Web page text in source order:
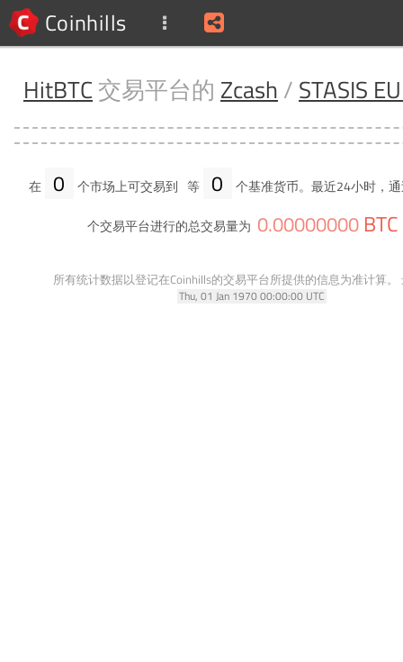
Coinhills
HitBTC 交易平台的 Zcash / STASIS
在 0 个市场上可交易到 等 0 个基准货币。最近24小时，
个交易平台进行的总交易量为 0.00000000 BTC
所有统计数据以登记在Coinhills的交易平台所提供的信息为准计算。
Thu, 01 Jan 1970 00:00:00 UTC